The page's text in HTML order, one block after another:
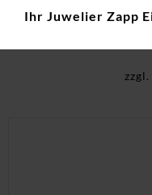
zzgl.
Ihr Juwelier Zapp